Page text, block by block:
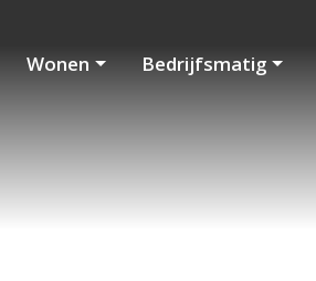
Wonen Bedrijfsmatig